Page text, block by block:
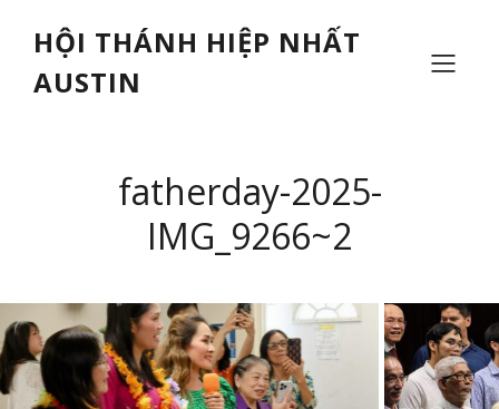
HỘI THÁNH HIỆP NHẤT
AUSTIN
fatherday-2025-
IMG_9266~2